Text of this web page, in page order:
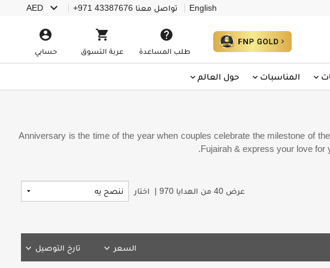
English تواصل معنا +971 43387676
AED keyboard_arrow_down
help
طلب المساعدة
shopping_cart
عربة التسوق
account_circle
حسابي
المناسبات حول العالم
Anniversary is the time of the year when couples celebrate the milestone of
Fujairah & express your love for
عرض 40 من الهدايا 970
| اختار
السعر تارخ التوصيل